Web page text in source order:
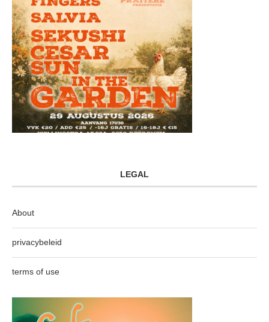
LEGAL
About
privacybeleid
terms of use